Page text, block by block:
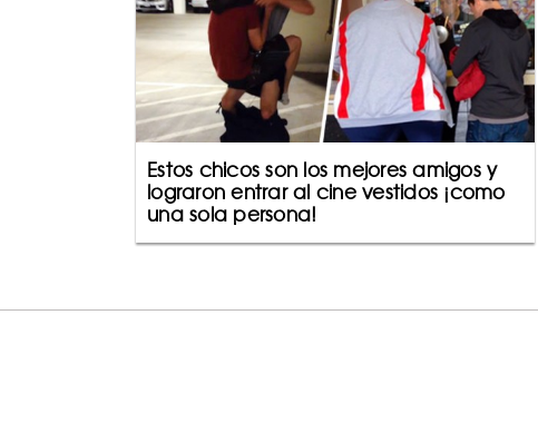
Estos chicos son los mejores amigos y
lograron entrar al cine vestidos ¡como
una sola persona!